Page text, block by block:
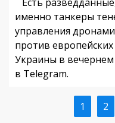
именно танкеры
управления
против
Украины в
в Telegram.
Текущая
1 2